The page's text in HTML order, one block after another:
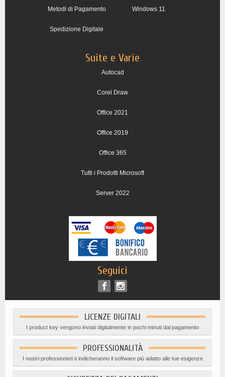
Metodi di Pagamento
Spedizione Digitale
Windows 11
Suite e Varie
Autocad
Corel Draw
Office 2021
Office 2019
Office 365
Tutti i Prodotti Microsoft
Server 2022
Seguici
LICENZE DIGITALI
I product key vengono inviati digitalmente in pochi minuti dal pagamento
PROFESSIONALITÀ
I nostri professionisti ti indicheranno il software più adatto alle tue esigenze